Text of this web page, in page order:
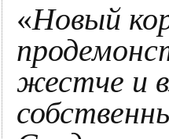
«Новый
жестче и